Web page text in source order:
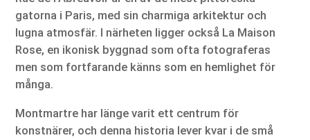
gatorna i Paris, med sin charmiga arkitektur och
lugna atmosfär. I närheten ligger också La Maison
Rose, en ikonisk byggnad som ofta fotograferas
men som fortfarande känns som en hemlighet för
många.
Montmartre har länge varit ett centrum för
konstnärer, och denna historia lever kvar i de små